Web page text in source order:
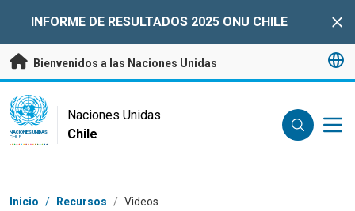
INFORME DE RESULTADOS 2025 ONU CHILE
Bienvenidos a las Naciones Unidas
UN Logo
NACIONES UNIDAS
CHILE
Naciones Unidas
Chile
Coordenadas dentro de la ruta de navegación
Inicio / Recursos / Videos